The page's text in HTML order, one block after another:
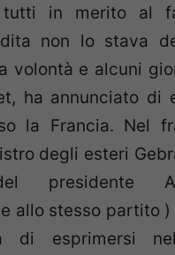
tutti in merito al
non lo stava
volontà e alcuni
ha annunciato di
la Francia. Nel
degli esteri
presidente
allo stesso partito )
di esprimersi